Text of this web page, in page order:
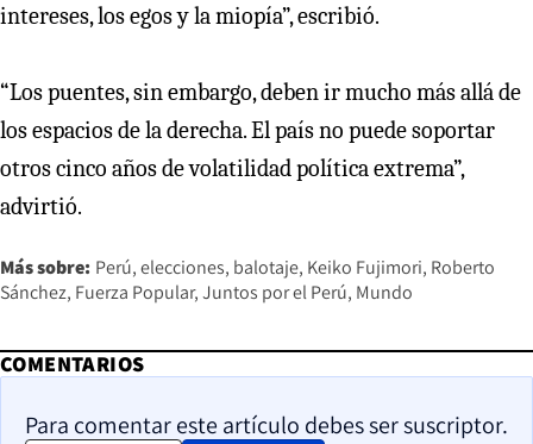
intereses, los egos y la miopía”, escribió.
“Los puentes, sin embargo, deben ir mucho más allá de
los espacios de la derecha. El país no puede soportar
otros cinco años de volatilidad política extrema”,
advirtió.
Más sobre: Perú elecciones balotaje Keiko Fujimori Roberto
Sánchez Fuerza Popular Juntos por el Perú Mundo
COMENTARIOS
Para comentar este artículo debes ser suscriptor.